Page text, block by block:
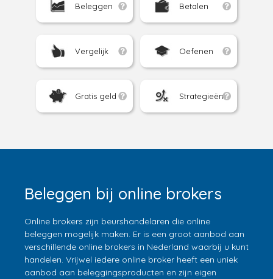
Beleggen Betalen
Vergelijk Oefenen
Gratis geld Strategieën
Beleggen bij online brokers
Online brokers zijn beurshandelaren die online
beleggen mogelijk maken. Er is een groot aanbod aan
verschillende online brokers in Nederland waarbij u kunt
handelen. Vrijwel iedere online broker heeft een uniek
aanbod aan beleggingsproducten en zijn eigen